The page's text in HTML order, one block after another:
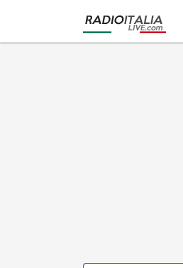
main